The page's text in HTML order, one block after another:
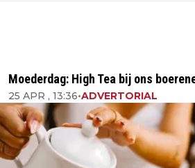
Moederdag: High Tea bij ons
25 APR , 13:36•ADVERTORIAL